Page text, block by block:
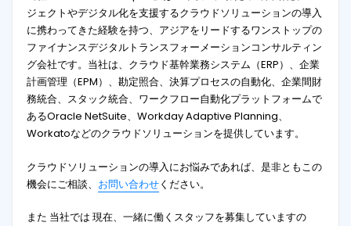
ジェクトやデジタル化を支援するクラウドソリューションの導入
に携わってきた経験を持つ、アジアをリードするワンストップの
ファイナンスデジタルトランスフォーメーションコンサルティン
グ会社です。当社は、クラウド基幹業務システム（ERP）、企業
計画管理（EPM）、勘定照合、決算プロセスの自動化、企業間財
務統合、スタック統合、ワークフロー自動化プラットフォームで
あるOracle NetSuite、Workday Adaptive Planning、
Workatoなどのクラウドソリューションを提供しています。
クラウドソリューションの導入にお悩みであれば、是非ともこの
機会にご相談、 お問い合わせください。
また 当社では 現在、一緒に働くスタッフを募集していますの